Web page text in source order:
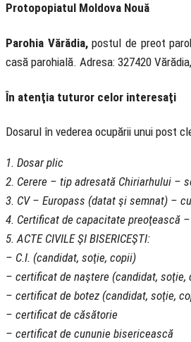
Protopopiatul Moldova Nouă
Parohia Vărădia,postul de preot
casă parohială. Adresa: 327420
În atenţia tuturor celor interesaţi
Dosarul în vederea ocupării unui post
1. Dosar plic
2. Cerere – tip adresată Chiriarhului –
3. CV – Europass (datat şi semnat) –
4. Certificat de capacitate preoţească
5. ACTE CIVILE ŞI BISERICEŞTI:
– C.I. (candidat, soţie, copii)
– certificat de naştere (candidat, soţie,
– certificat de botez (candidat, soţie,
– certificat de căsătorie
– certificat de cununie bisericească